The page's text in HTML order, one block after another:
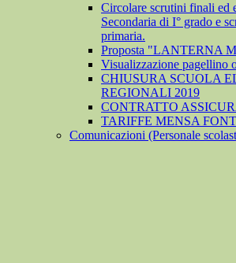
Circolare scrutini finali ed
Secondaria di I° grado e
primaria.
Proposta "LANTERNA
Visualizzazione pagellino
CHIUSURA SCUOLA
REGIONALI 2019
CONTRATTO
TARIFFE MENSA
Comunicazioni (Personale